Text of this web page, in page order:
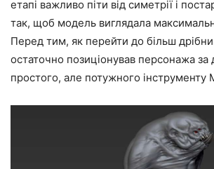
етапі важливо піти від симетрії і
так, щоб модель виглядала
Перед тим, як перейти до більш
остаточно позиціонував персонажа
простого, але потужного інструменту